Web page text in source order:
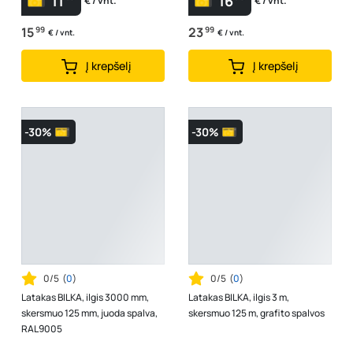
1599 € / vnt.
Į krepšelį
2399 € / vnt.
Į krepšelį
-30%
0/5 (0)
Latakas BILKA, ilgis 3000 mm,
skersmuo 125 mm, juoda spalva,
RAL9005
-30%
0/5 (0)
Latakas BILKA, ilgis 3 m,
skersmuo 125 m, grafito spalvos